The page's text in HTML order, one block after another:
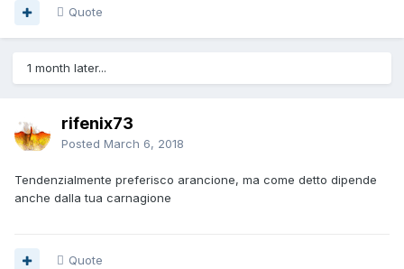
Quote
1 month later...
rifenix73
Posted March 6, 2018
Tendenzialmente preferisco arancione, ma come detto dipende
anche dalla tua carnagione
Quote